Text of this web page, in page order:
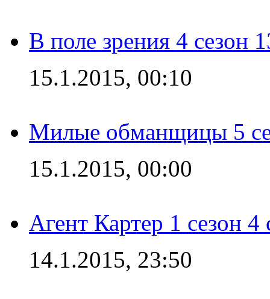
В поле зрения 4 сезон
15.1.2015, 00:10
Милые обманщицы 5
15.1.2015, 00:00
Агент Картер 1 сезон 4
14.1.2015, 23:50